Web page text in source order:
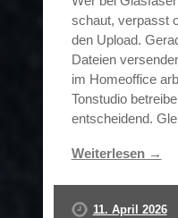
schaut, verpasst
den Upload.
Dateien
im Homeoffice
Tonstudio
entscheidend.
Weiterlesen →
11. April 2026